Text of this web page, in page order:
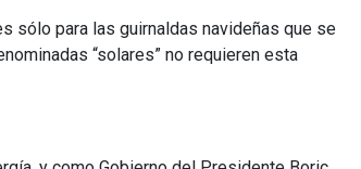
sólo para las guirnaldas navideñas que se
“solares” no requieren esta